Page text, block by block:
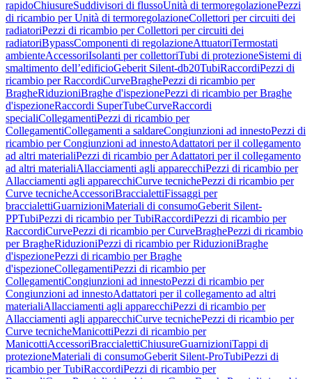
rapidoChiusureSuddivisori di flussoUnità di termoregolazionePezzi
di ricambio per Unità di termoregolazioneCollettori per circuiti dei
radiatoriPezzi di ricambio per Collettori per circuiti dei
radiatoriBypassComponenti di regolazioneAttuatoriTermostati
ambienteAccessoriIsolanti per collettoriTubi di protezioneSistemi di
smaltimento dell’edificioGeberit Silent-db20TubiRaccordiPezzi di
ricambio per RaccordiCurveBraghePezzi di ricambio per
BragheRiduzioniBraghe d'ispezionePezzi di ricambio per Braghe
d'ispezioneRaccordi SuperTubeCurveRaccordi
specialiCollegamentiPezzi di ricambio per
CollegamentiCollegamenti a saldareCongiunzioni ad innestoPezzi di
ricambio per Congiunzioni ad innestoAdattatori per il collegamento
ad altri materialiPezzi di ricambio per Adattatori per il collegamento
ad altri materialiAllacciamenti agli apparecchiPezzi di ricambio per
Allacciamenti agli apparecchiCurve tecnichePezzi di ricambio per
Curve tecnicheAccessoriBraccialettiFissaggi per
braccialettiGuarnizioniMateriali di consumoGeberit Silent-
PPTubiPezzi di ricambio per TubiRaccordiPezzi di ricambio per
RaccordiCurvePezzi di ricambio per CurveBraghePezzi di ricambio
per BragheRiduzioniPezzi di ricambio per RiduzioniBraghe
d'ispezionePezzi di ricambio per Braghe
d'ispezioneCollegamentiPezzi di ricambio per
CollegamentiCongiunzioni ad innestoPezzi di ricambio per
Congiunzioni ad innestoAdattatori per il collegamento ad altri
materialiAllacciamenti agli apparecchiPezzi di ricambio per
Allacciamenti agli apparecchiCurve tecnichePezzi di ricambio per
Curve tecnicheManicottiPezzi di ricambio per
ManicottiAccessoriBraccialettiChiusureGuarnizioniTappi di
protezioneMateriali di consumoGeberit Silent-ProTubiPezzi di
ricambio per TubiRaccordiPezzi di ricambio per